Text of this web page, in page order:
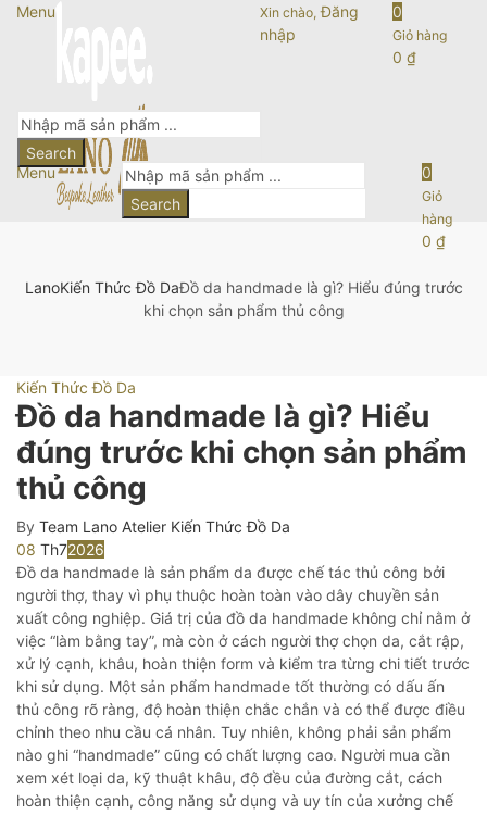
Menu Xin chào, Đăng
nhập
0
Giỏ hàng
0 ₫
Search
Menu
Search
0
Giỏ
hàng
0₫
LanoKiến Thức Đồ DaĐồ da handmade là gì? Hiểu đúng trước
khi chọn sản phẩm thủ công
Kiến Thức Đồ Da
Đồ da handmade là gì? Hiểu
đúng trước khi chọn sản phẩm
thủ công
By Team Lano Atelier Kiến Thức Đồ Da
08 Th72026
Đồ da handmade là sản phẩm da được chế tác thủ công bởi
người thợ, thay vì phụ thuộc hoàn toàn vào dây chuyền sản
xuất công nghiệp. Giá trị của đồ da handmade không chỉ nằm ở
việc “làm bằng tay”, mà còn ở cách người thợ chọn da, cắt rập,
xử lý cạnh, khâu, hoàn thiện form và kiểm tra từng chi tiết trước
khi sử dụng. Một sản phẩm handmade tốt thường có dấu ấn
thủ công rõ ràng, độ hoàn thiện chắc chắn và có thể được điều
chỉnh theo nhu cầu cá nhân. Tuy nhiên, không phải sản phẩm
nào ghi “handmade” cũng có chất lượng cao. Người mua cần
xem xét loại da, kỹ thuật khâu, độ đều của đường cắt, cách
hoàn thiện cạnh, công năng sử dụng và uy tín của xưởng chế